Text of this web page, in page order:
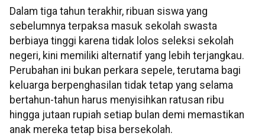
Dalam tiga tahun terakhir, ribuan siswa yang
sebelumnya terpaksa masuk sekolah swasta
berbiaya tinggi karena tidak lolos seleksi sekolah
negeri, kini memiliki alternatif yang lebih terjangkau.
Perubahan ini bukan perkara sepele, terutama bagi
keluarga berpenghasilan tidak tetap yang selama
bertahun-tahun harus menyisihkan ratusan ribu
hingga jutaan rupiah setiap bulan demi memastikan
anak mereka tetap bisa bersekolah.